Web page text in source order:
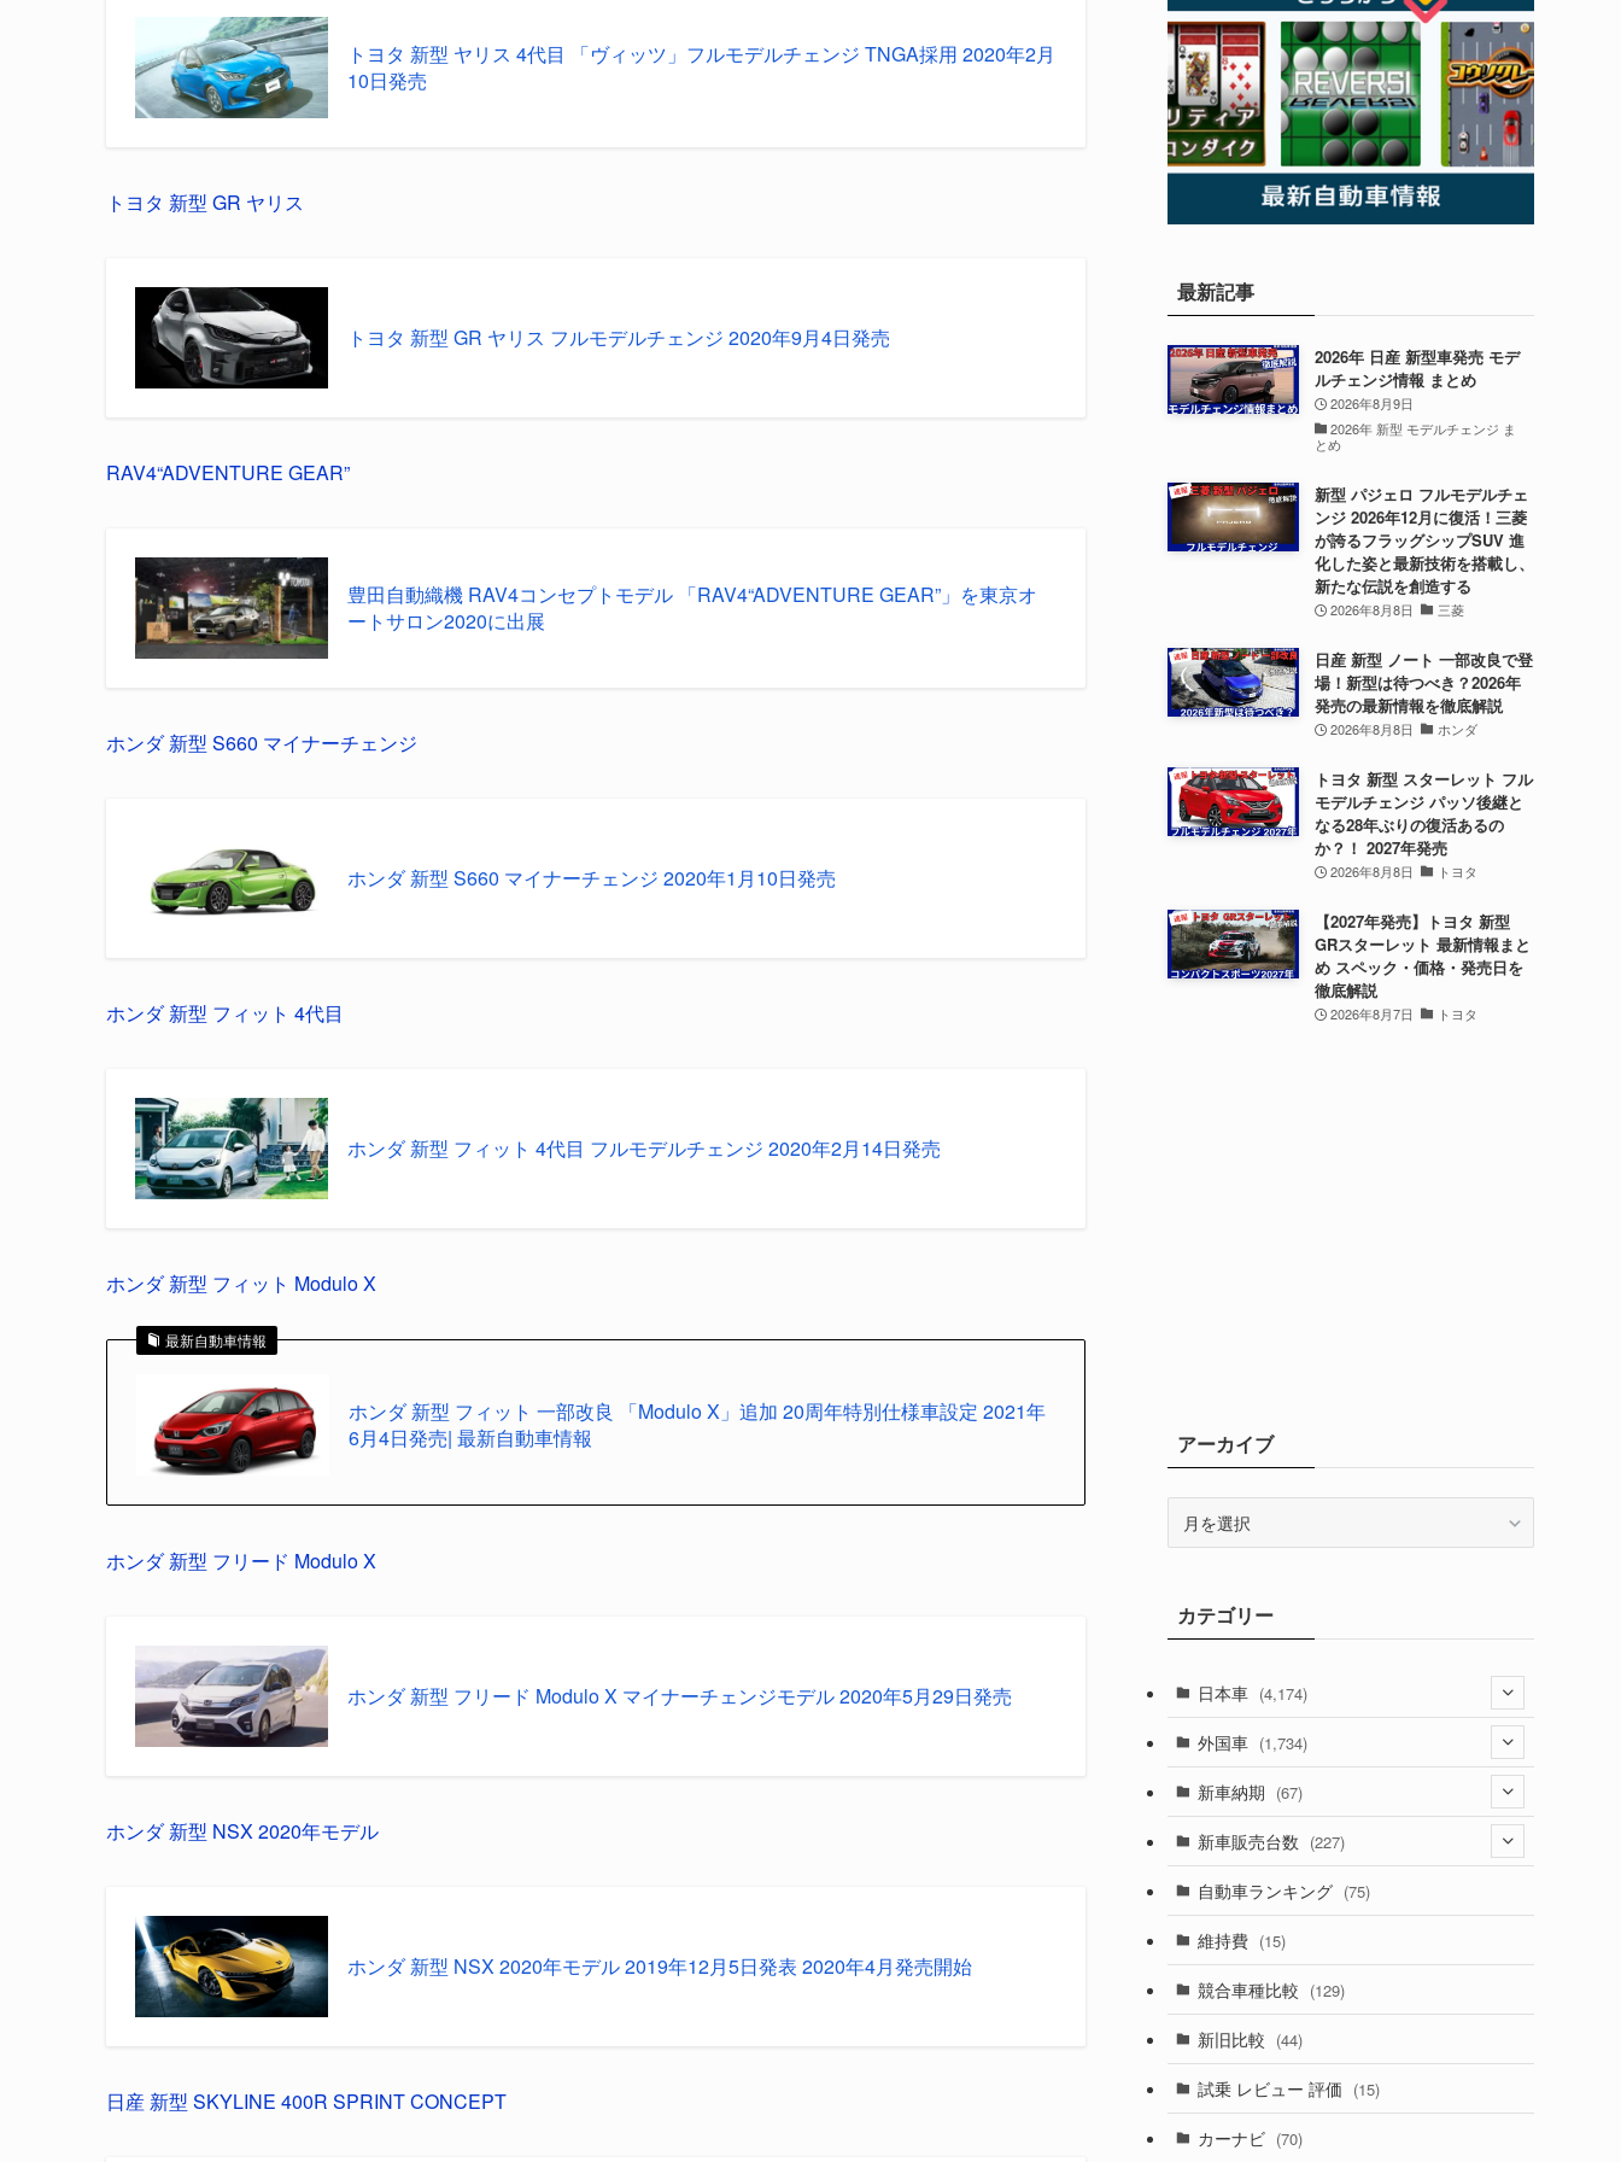
トヨタ 新型 ヤリス 4代目 「ヴィッツ」フルモデルチェンジ TNGA採用 2020年2月
10日発売
トヨタ 新型 GR ヤリス
トヨタ 新型 GR ヤリス フルモデルチェンジ 2020年9月4日発売
RAV4“ADVENTURE GEAR”
豊田自動織機 RAV4コンセプトモデル 「RAV4“ADVENTURE GEAR”」を東京オ
ートサロン2020に出展
ホンダ 新型 S660 マイナーチェンジ
ホンダ 新型 S660 マイナーチェンジ 2020年1月10日発売
ホンダ 新型 フィット 4代目
ホンダ 新型 フィット 4代目 フルモデルチェンジ 2020年2月14日発売
ホンダ 新型 フィット Modulo X
最新自動車情報
ホンダ 新型 フィット 一部改良 「Modulo X」追加 20周年特別仕様車設定 2021年
6月4日発売| 最新自動車情報
ホンダ 新型 フリード Modulo X
ホンダ 新型 フリード Modulo X マイナーチェンジモデル 2020年5月29日発売
ホンダ 新型 NSX 2020年モデル
ホンダ 新型 NSX 2020年モデル 2019年12月5日発表 2020年4月発売開始
日産 新型 SKYLINE 400R SPRINT CONCEPT
最新記事
2026年 日産 新型車発売 モデ
ルチェンジ情報 まとめ
2026年8月9日
2026年 新型 モデルチェンジ ま
とめ
新型 パジェロ フルモデルチェ
ンジ 2026年12月に復活！三菱
が誇るフラッグシップSUV 進
化した姿と最新技術を搭載し、
新たな伝説を創造する
2026年8月8日 三菱
日産 新型 ノート 一部改良で登
場！新型は待つべき？2026年
発売の最新情報を徹底解説
2026年8月8日 ホンダ
トヨタ 新型 スターレット フル
モデルチェンジ パッソ後継と
なる28年ぶりの復活あるの
か？！ 2027年発売
2026年8月8日 トヨタ
【2027年発売】トヨタ 新型
GRスターレット 最新情報まと
め スペック・価格・発売日を
徹底解説
2026年8月7日 トヨタ
アーカイブ
ブカテゴリー
日本車 (4,174)
(1,321)
(329)
(526)
(357)
(328)
(194)
(230)
(253)
外国車 (1,734)
(188)
(242)
(85)
(84)
(14)
(222)
(50)
(58)
新車納期 (67)
(28)
(8)
(3)
(3)
(5)
新車販売台数 (227)
(21)
(5)
(7)
自動車ランキング (75)
維持費 (15)
競合車種比較 (129)
新旧比較 (44)
試乗 レビュー 評価 (15)
カーナビ (70)